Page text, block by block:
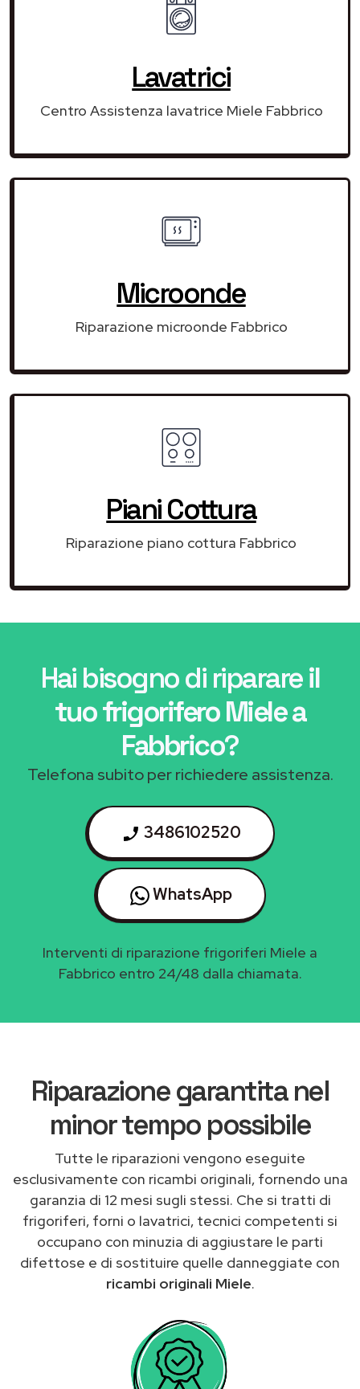
Lavatrici
Centro Assistenza lavatrice Miele Fabbrico
Microonde
Riparazione microonde Fabbrico
Piani Cottura
Riparazione piano cottura Fabbrico
Hai bisogno di riparareil
tuo frigorifero Miele a
Fabbrico?
Telefona subito per richiedere assistenza.
3486102520
WhatsApp
Interventi di riparazione frigoriferi Miele a
Fabbrico entro 24/48 dalla chiamata.
Riparazione garantita nel
minor tempo possibile
Tutte le riparazioni vengono eseguite
esclusivamente con ricambi originali, fornendo una
garanzia di 12 mesi sugli stessi. Che si tratti di
frigoriferi, forni o lavatrici, tecnici competenti si
occupano con minuzia di aggiustare le parti
difettose e di sostituire quelle danneggiate con
ricambi originali Miele.